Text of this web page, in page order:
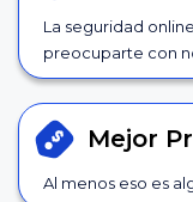
La seguridad
preocuparte con
Mejor
Al menos eso es